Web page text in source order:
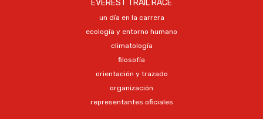
EVEREST TRAIL RACE
un día en la carrera
ecología y entorno humano
climatología
filosofía
orientación y trazado
organización
representantes oficiales